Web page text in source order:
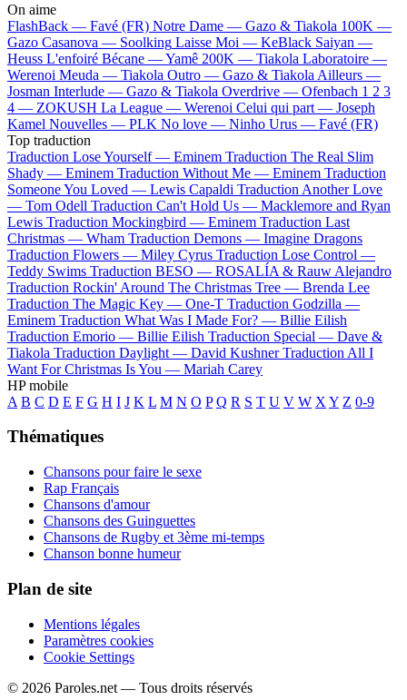
On aime
FlashBack — Favé (FR) Notre Dame — Gazo & Tiakola 100K —
Gazo Casanova — Soolking Laisse Moi — KeBlack Saiyan —
Heuss L'enfoiré Bécane —Yamê 200K — Tiakola Laboratoire —
Werenoi Meuda — Tiakola Outro — Gazo & Tiakola Ailleurs —
Josman Interlude — Gazo & Tiakola Overdrive — Ofenbach 1 2 3
4 — ZOKUSH La League — Werenoi Celui qui part — Joseph
Kamel Nouvelles — PLK No love — Ninho Urus — Favé (FR)
Top traduction
Traduction Lose Yourself — Eminem Traduction The Real Slim
Shady — Eminem Traduction Without Me — Eminem Traduction
Someone You Loved — Lewis Capaldi Traduction Another Love
— Tom Odell Traduction Can't Hold Us — Macklemore and Ryan
Lewis Traduction Mockingbird — Eminem Traduction Last
Christmas — Wham Traduction Demons — Imagine Dragons
Traduction Flowers — Miley Cyrus Traduction Lose Control —
Teddy Swims Traduction BESO — ROSALÍA & Rauw Alejandro
Traduction Rockin' Around The Christmas Tree — Brenda Lee
Traduction The Magic Key — One-T Traduction Godzilla —
Eminem Traduction What Was I Made For? — Billie Eilish
Traduction Emorio — Billie Eilish Traduction Special — Dave &
Tiakola Traduction Daylight — David Kushner Traduction All I
Want For Christmas Is You — Mariah Carey
HP mobile
A B C D E F G H I J K L M N O P Q R S T U V W X Y Z 0-9
Thématiques
Chansons pour faire le sexe
Rap Français
Chansons d'amour
Chansons des Guinguettes
Chansons de Rugby et 3ème mi-temps
Chanson bonne humeur
Plan de site
Mentions légales
Paramètres cookies
Cookie Settings
© 2026 Paroles.net — Tous droits réservés